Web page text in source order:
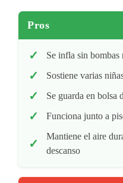
Pros
Se infla sin bombas
Sostiene varias
Se guarda en bolsa
Funciona junto a
Mantiene el aire
descanso